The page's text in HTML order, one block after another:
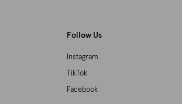
Follow Us
Instagram
TikTok
Facebook